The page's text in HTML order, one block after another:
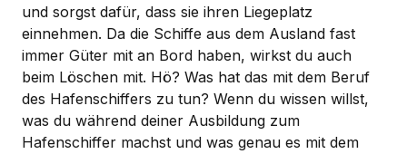
und sorgst dafür, dass sie ihren Liegeplatz
einnehmen. Da die Schiffe aus dem Ausland fast
immer Güter mit an Bord haben, wirkst du auch
beim Löschen mit. Hö? Was hat das mit dem Beruf
des Hafenschiffers zu tun? Wenn du wissen willst,
was du während deiner Ausbildung zum
Hafenschiffer machst und was genau es mit dem